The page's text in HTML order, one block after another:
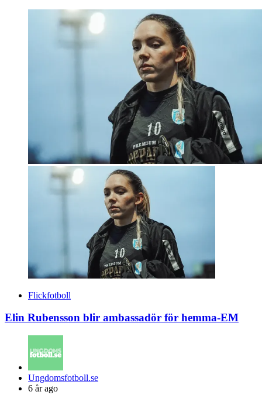
Flickfotboll
Elin Rubensson blir ambassadör för hemma-EM
Posted
by
Ungdomsfotboll.se
6 år ago